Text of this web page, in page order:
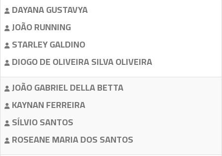
DAYANA GUSTAVYA
JOÃO RUNNING
STARLEY GALDINO
DIOGO DE OLIVEIRA SILVA OLIVEIRA
JOÃO GABRIEL DELLA BETTA
KAYNAN FERREIRA
SÍLVIO SANTOS
ROSEANE MARIA DOS SANTOS